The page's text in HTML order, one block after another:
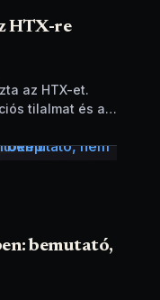
HTX-re
az HTX-et.
tilalmat és a
bemutató,